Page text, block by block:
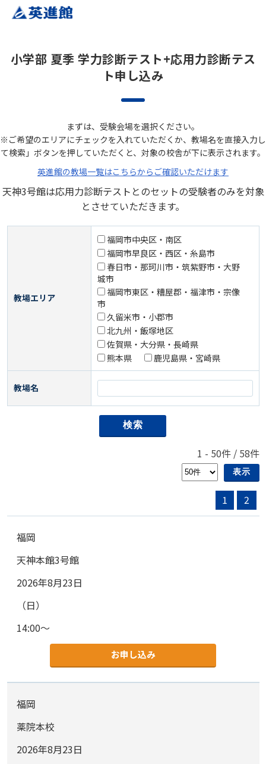
小学部 夏季 学力診断テスト+応用力診断テス
ト申し込み
まずは、受験会場を選択ください。
※ご希望のエリアにチェックを入れていただくか、教場名を直接入力し
て検索」ボタンを押していただくと、対象の校舎が下に表示されます。
英進館の教場一覧はこちらからご確認いただけます
天神3号館は応用力診断テストとのセットの受験者のみを対象
とさせていただきます。
教場エリア
福岡市中央区・南区
福岡市早良区・西区・糸島市
春日市・那珂川市・筑紫野市・大野
城市
福岡市東区・糟屋郡・福津市・宗像
市
久留米市・小郡市
北九州・飯塚地区
佐賀県・大分県・長崎県
熊本県
鹿児島県・宮崎県
教場名
1 - 50件 / 58件
1 2
福岡
天神本館3号館
2026年8月23日
（日）
14:00～
お申し込み
福岡
薬院本校
2026年8月23日